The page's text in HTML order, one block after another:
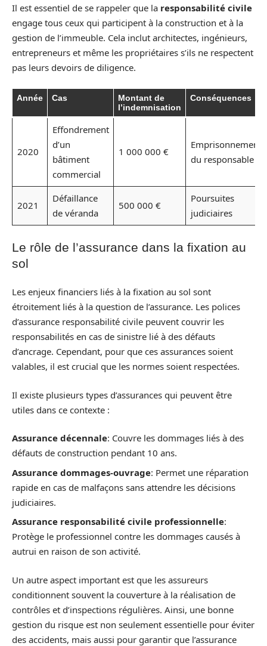
Il est essentiel de se rappeler que la responsabilité civile
engage tous ceux qui participent à la construction et à la
gestion de l’immeuble. Cela inclut architectes, ingénieurs,
entrepreneurs et même les propriétaires s’ils ne respectent
pas leurs devoirs de diligence.
Année Cas
Montant de
l’indemnisation
Conséquences
2020
Effondrement
d’un
bâtiment
commercial
1 000 000 €
Emprisonnement
du responsable
2021
Défaillance
de véranda
500 000 €
Poursuites
judiciaires
Le rôle de l’assurance dans la fixation au
sol
Les enjeux financiers liés à la fixation au sol sont
étroitement liés à la question de l’assurance. Les polices
d’assurance responsabilité civile peuvent couvrir les
responsabilités en cas de sinistre lié à des défauts
d’ancrage. Cependant, pour que ces assurances soient
valables, il est crucial que les normes soient respectées.
Il existe plusieurs types d’assurances qui peuvent être
utiles dans ce contexte :
Assurance décennale: Couvre les dommages liés à des
défauts de construction pendant 10 ans.
Assurance dommages-ouvrage: Permet une réparation
rapide en cas de malfaçons sans attendre les décisions
judiciaires.
Assurance responsabilité civile professionnelle:
Protège le professionnel contre les dommages causés à
autrui en raison de son activité.
Un autre aspect important est que les assureurs
conditionnent souvent la couverture à la réalisation de
contrôles et d’inspections régulières. Ainsi, une bonne
gestion du risque est non seulement essentielle pour éviter
des accidents, mais aussi pour garantir que l’assurance